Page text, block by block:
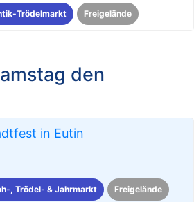
Trödelmarkt Freigelände
den
in Eutin
, Trödel- & Jahrmarkt Freigelände